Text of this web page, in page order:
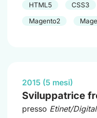
HTML5 CSS3
Magento2
2015 (5 mesi)
Sviluppatrice
presso Etinet/